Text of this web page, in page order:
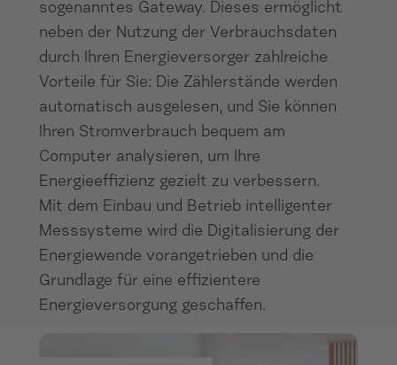
sogenanntes Gateway. Dieses ermöglicht
neben der Nutzung der Verbrauchsdaten
durch Ihren Energieversorger zahlreiche
Vorteile für Sie: Die Zählerstände werden
automatisch ausgelesen, und Sie können
Ihren Stromverbrauch bequem am
Computer analysieren, um Ihre
Energieeffizienz gezielt zu verbessern.
Mit dem Einbau und Betrieb intelligenter
Messsysteme wird die Digitalisierung der
Energiewende vorangetrieben und die
Grundlage für eine effizientere
Energieversorgung geschaffen.